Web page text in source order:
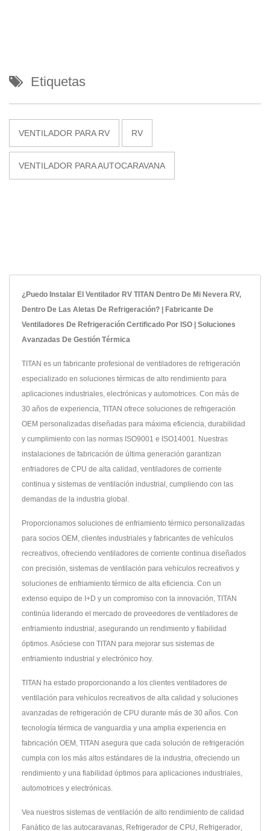
Etiquetas
VENTILADOR PARA RV RV
VENTILADOR PARA AUTOCARAVANA
¿Puedo Instalar El Ventilador RV TITAN Dentro De Mi Nevera RV,
Dentro De Las Aletas De Refrigeración? | Fabricante De
Ventiladores De Refrigeración Certificado Por ISO | Soluciones
Avanzadas De Gestión Térmica
TITAN es un fabricante profesional de ventiladores de refrigeración
especializado en soluciones térmicas de alto rendimiento para
aplicaciones industriales, electrónicas y automotrices. Con más de
30 años de experiencia, TITAN ofrece soluciones de refrigeración
OEM personalizadas diseñadas para máxima eficiencia, durabilidad
y cumplimiento con las normas ISO9001 e ISO14001. Nuestras
instalaciones de fabricación de última generación garantizan
enfriadores de CPU de alta calidad, ventiladores de corriente
continua y sistemas de ventilación industrial, cumpliendo con las
demandas de la industria global.
Proporcionamos soluciones de enfriamiento térmico personalizadas
para socios OEM, clientes industriales y fabricantes de vehículos
recreativos, ofreciendo ventiladores de corriente continua diseñados
con precisión, sistemas de ventilación para vehículos recreativos y
soluciones de enfriamiento térmico de alta eficiencia. Con un
extenso equipo de I+D y un compromiso con la innovación, TITAN
continúa liderando el mercado de proveedores de ventiladores de
enfriamiento industrial, asegurando un rendimiento y fiabilidad
óptimos. Asóciese con TITAN para mejorar sus sistemas de
enfriamiento industrial y electrónico hoy.
TITAN ha estado proporcionando a los clientes ventiladores de
ventilación para vehículos recreativos de alta calidad y soluciones
avanzadas de refrigeración de CPU durante más de 30 años. Con
tecnología térmica de vanguardia y una amplia experiencia en
fabricación OEM, TITAN asegura que cada solución de refrigeración
cumpla con los más altos estándares de la industria, ofreciendo un
rendimiento y una fiabilidad óptimos para aplicaciones industriales,
automotrices y electrónicas.
Vea nuestros sistemas de ventilación de alto rendimiento de calidad
Fanático de las autocaravanas Refrigerador de CPU Refrigerador